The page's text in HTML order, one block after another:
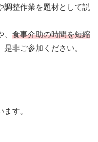
調整作業を題材として説
、 食事介助の時間を短縮
是非ご参加ください。
す。